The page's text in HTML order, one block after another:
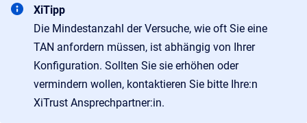
XiTipp
Die Mindestanzahl der Versuche, wie oft Sie eine
TAN anfordern müssen, ist abhängig von Ihrer
Konfiguration. Sollten Sie sie erhöhen oder
vermindern wollen, kontaktieren Sie bitte Ihre:n
XiTrust Ansprechpartner:in.